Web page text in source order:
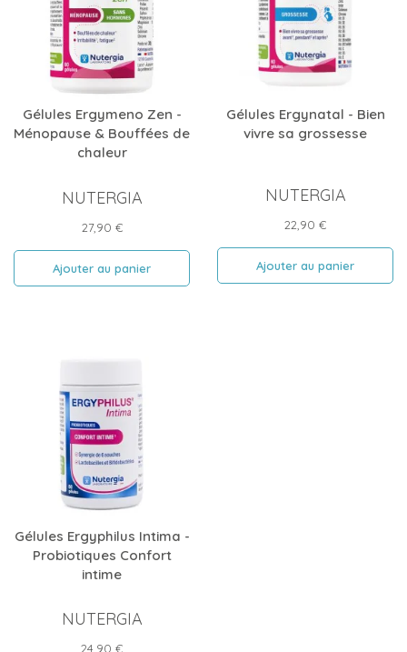
Gélules Ergymeno Zen -
Ménopause & Bouffées de
chaleur
NUTERGIA
Prix
27,90 €
Ajouter au panier
Gélules Ergynatal - Bien
vivre sa grossesse
NUTERGIA
Prix
22,90 €
Ajouter au panier
Gélules Ergyphilus Intima -
Probiotiques Confort
intime
NUTERGIA
Prix
24,90 €